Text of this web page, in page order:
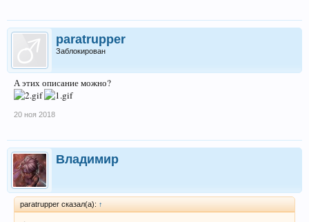
paratrupper
Заблокирован
А этих описание можно?
20 ноя 2018
Владимир
paratrupper сказал(а): ↑